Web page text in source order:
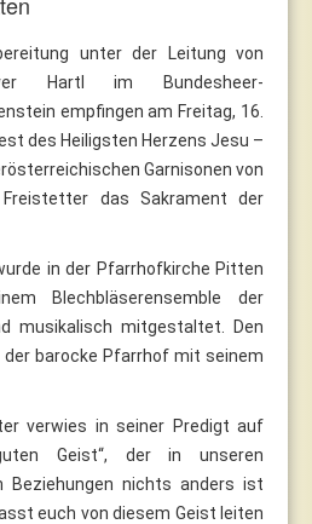
unter der Leitung von
Hartl im Bundesheer-
empfingen am Freitag, 16.
des Heiligsten Herzens Jesu –
Garnisonen von
das Sakrament der
in der Pfarrhofkirche Pitten
Blechbläserensemble der
musikalisch mitgestaltet. Den
barocke Pfarrhof mit seinem
verwies in seiner Predigt auf
Geist“, der in unseren
Beziehungen nichts anders ist
euch von diesem Geist leiten